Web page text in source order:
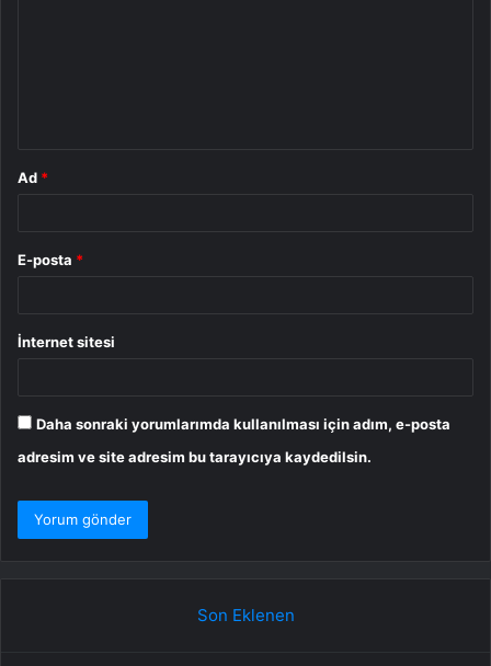
Ad *
E-posta *
İnternet sitesi
Daha sonraki yorumlarımda kullanılması için adım, e-posta
adresim ve site adresim bu tarayıcıya kaydedilsin.
Son Eklenen